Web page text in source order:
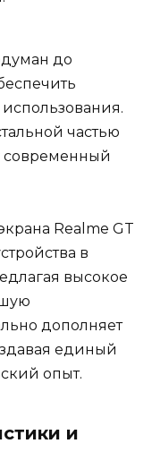
до
частью
современный
Realme GT
в
высокое
дополняет
единый
опыт.
и